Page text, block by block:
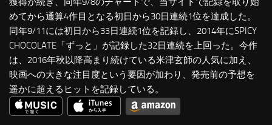
めてから通算4作目となる初日から30日連続1位を達成した。
同年9/11には初日から33日連続1位を記録し、2014年にSPICY
CHOCOLATE「ずっと」が記録した32日連続を上回った。今作
は、2016年秋以降高まり続けている米津玄師の人気に加え、
映画への大きな注目度という要因が加わり、発売前の予想を
遥かに超えるヒットを記録している。